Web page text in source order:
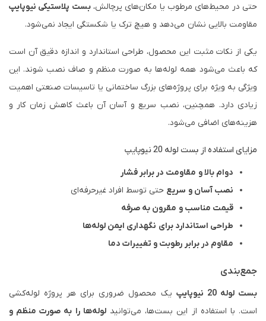
حتی در محیط‌های مرطوب یا مکان‌های پرچالش،بست پلاستیکی نیوپایپ
مقاومت بالایی نشان می‌دهد و هیچ ترک یا شکستگی ایجاد نمی‌شود.
یکی از نکات مثبت این محصول، طراحی استاندارد و اندازه دقیق آن است
که باعث می‌شود همه لوله‌ها به صورت منظم و صاف نصب شوند. این
ویژگی به ویژه برای پروژه‌های بزرگ ساختمانی یا تاسیسات صنعتی اهمیت
زیادی دارد. همچنین، نصب سریع و آسان آن باعث کاهش زمان کار و
هزینه‌های اضافی می‌شود.
مزایای استفاده از بست لوله 20 نیوپایپ
دوام بالا و مقاومت در برابر فشار
نصب آسان و سریع حتی توسط افراد غیرحرفه‌ای
قیمت مناسب و مقرون به صرفه
طراحی استاندارد برای نگهداری ایمن لوله‌ها
مقاوم در برابر رطوبت و تغییرات دما
جمع‌بندی
بست لوله 20 نیوپایپ
یک محصول ضروری برای هر پروژه لوله‌کشی
است. با استفاده از این بست‌ها، می‌توانیدلوله‌ها را به صورت منظم و